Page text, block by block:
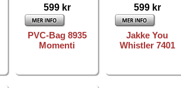
599 kr
PVC-Bag 8935
Momenti
599 kr
Jakke You
Whistler 7401